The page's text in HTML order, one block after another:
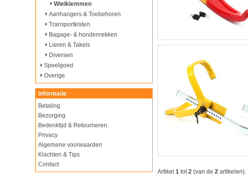
Wielklemmen
Aanhangers & Toebehoren
Transportkisten
Bagage- & hondenrekken
Lieren & Takels
Diversen
Speelgoed
Overige
Informatie
Betaling
Bezorging
Bedenktijd & Retourneren
Privacy
Algemene voorwaarden
Klachten & Tips
Contact
Artikel 1 tot2 (van de 2 artikelen).